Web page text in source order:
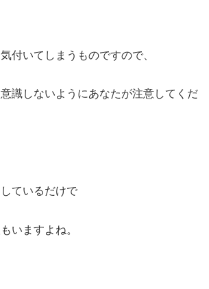
付いてしまうものですので、
識しないようにあなたが注意してくだ
ているだけで
いますよね。